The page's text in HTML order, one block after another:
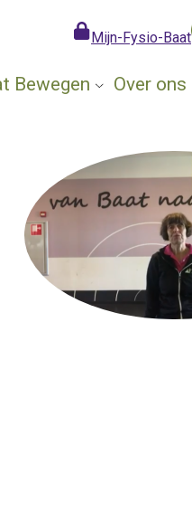
Mijn-Fysio-Baat
Bewegen Over ons